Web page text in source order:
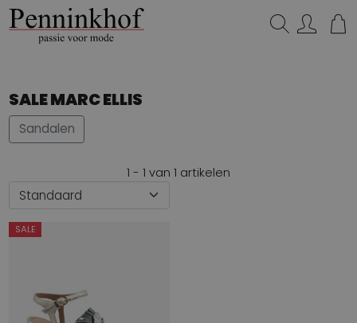
SALE MARC ELLIS
Sandalen
1 - 1 van 1 artikelen
SALE